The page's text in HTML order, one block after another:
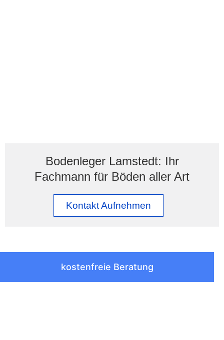
Bodenleger Lamstedt: Ihr
Fachmann für Böden aller Art
Kontakt Aufnehmen
kostenfreie Beratung